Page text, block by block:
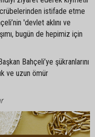
istifade etme
'devlet aklını ve
bugün de hepimiz için
Bahçeli’ye şükranlarını
ve uzun ömür